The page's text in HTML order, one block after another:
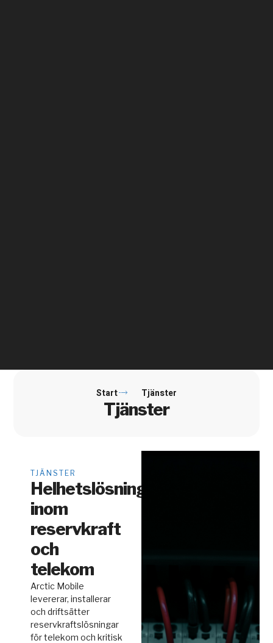
Start Tjänster
Tjänster
TJÄNSTER
Helhetslösningar
inom
reservkraft
och
telekom
Arctic Mobile
levererar, installerar
och driftsätter
reservkraftslösningar
för telekom och kritisk